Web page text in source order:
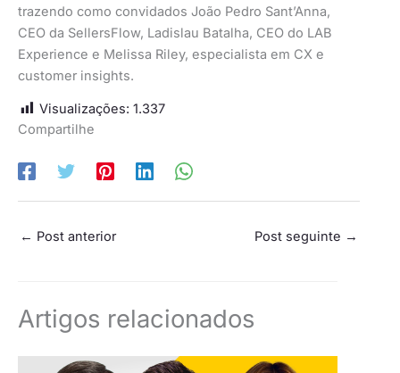
trazendo como convidados João Pedro Sant’Anna,
CEO da SellersFlow, Ladislau Batalha, CEO do LAB
Experience e Melissa Riley, especialista em CX e
customer insights.
Visualizações: 1.337
Compartilhe
← Post anterior Post seguinte →
Artigos relacionados